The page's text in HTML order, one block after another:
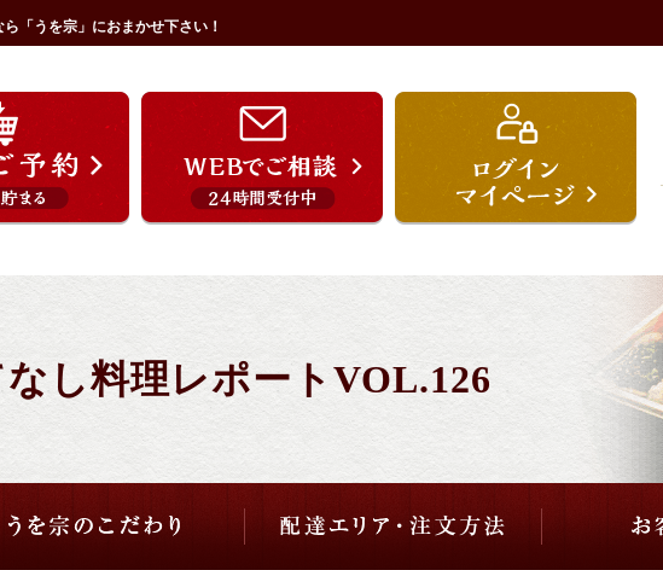
「うを宗」におまかせ下さい！
し料理レポートVOL.126
うを宗のこだわり 配達エリア・注文方法
ご用途から選ぶ 価格から選ぶ